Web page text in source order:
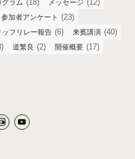
グラム (18) メッセージ (12)
参加者アンケート (23)
フリレー報告 (6) 来賓講演 (40)
道繁良 (2) 開催概要 (17)